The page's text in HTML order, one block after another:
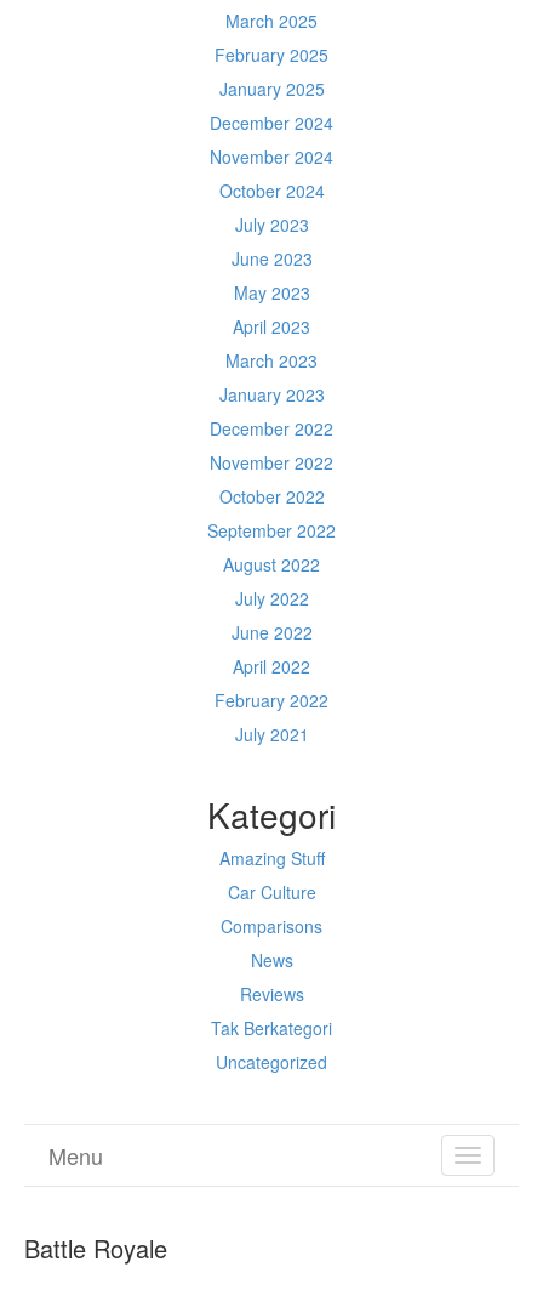
March 2025
February 2025
January 2025
December 2024
November 2024
October 2024
July 2023
June 2023
May 2023
April 2023
March 2023
January 2023
December 2022
November 2022
October 2022
September 2022
August 2022
July 2022
June 2022
April 2022
February 2022
July 2021
Kategori
Amazing Stuff
Car Culture
Comparisons
News
Reviews
Tak Berkategori
Uncategorized
TOGGLE
Menu
Battle Royale